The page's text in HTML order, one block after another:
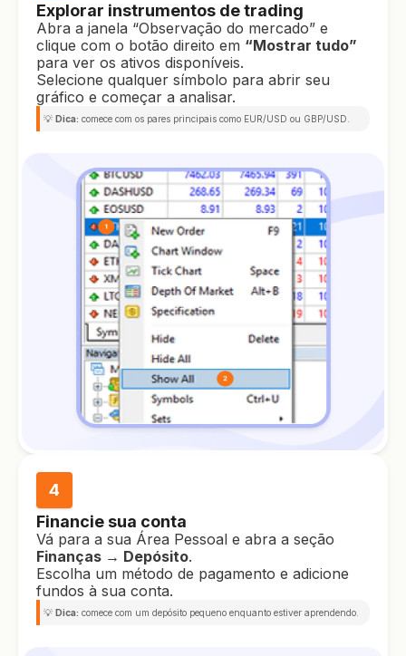
Explorar instrumentos de trading
Abra a janela “Observação do mercado” e
clique com o botão direito em “Mostrar tudo”
para ver os ativos disponíveis.
Selecione qualquer símbolo para abrir seu
gráfico e começar a analisar.
💡 Dica: comece com os pares principais como EUR/USD ou GBP/USD.
4
Financie sua conta
Vá para a sua Área Pessoal e abra a seção
Finanças → Depósito.
Escolha um método de pagamento e adicione
fundos à sua conta.
💡 Dica: comece com um depósito pequeno enquanto estiver aprendendo.